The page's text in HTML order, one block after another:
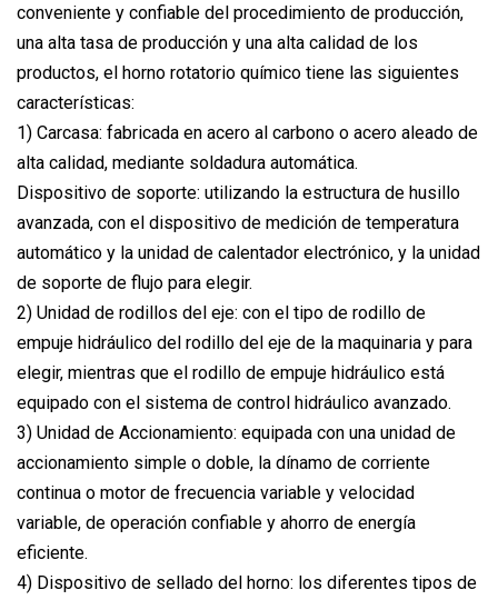
conveniente y confiable del procedimiento de producción,
una alta tasa de producción y una alta calidad de los
productos, el horno rotatorio químico tiene las siguientes
características:
1) Carcasa: fabricada en acero al carbono o acero aleado de
alta calidad, mediante soldadura automática.
Dispositivo de soporte: utilizando la estructura de husillo
avanzada, con el dispositivo de medición de temperatura
automático y la unidad de calentador electrónico, y la unidad
de soporte de flujo para elegir.
2) Unidad de rodillos del eje: con el tipo de rodillo de
empuje hidráulico del rodillo del eje de la maquinaria y para
elegir, mientras que el rodillo de empuje hidráulico está
equipado con el sistema de control hidráulico avanzado.
3) Unidad de Accionamiento: equipada con una unidad de
accionamiento simple o doble, la dínamo de corriente
continua o motor de frecuencia variable y velocidad
variable, de operación confiable y ahorro de energía
eficiente.
4) Dispositivo de sellado del horno: los diferentes tipos de